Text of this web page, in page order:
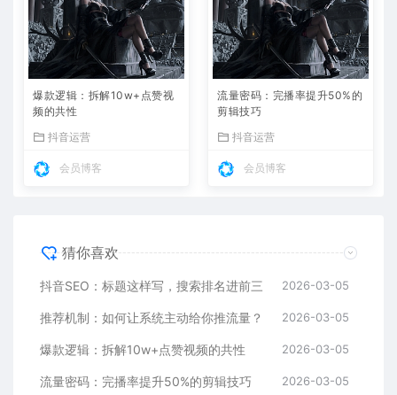
爆款逻辑：拆解10w+点赞视
频的共性
抖音运营
会员博客
流量密码：完播率提升50%的
剪辑技巧
抖音运营
会员博客
猜你喜欢
抖音SEO：标题这样写，搜索排名进前三 2026-03-05
推荐机制：如何让系统主动给你推流量？ 2026-03-05
爆款逻辑：拆解10w+点赞视频的共性 2026-03-05
流量密码：完播率提升50%的剪辑技巧 2026-03-05